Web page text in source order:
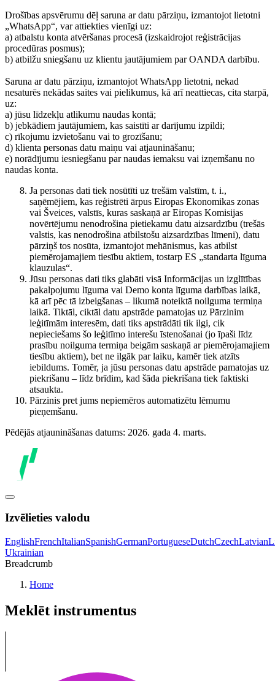
Drošības apsvērumu dēļ saruna ar datu pārziņu, izmantojot lietotni
„WhatsApp“, var attiekties vienīgi uz:
a) atbalstu konta atvēršanas procesā (izskaidrojot reģistrācijas
procedūras posmus);
b) atbilžu sniegšanu uz klientu jautājumiem par OANDA darbību.
Saruna ar datu pārziņu, izmantojot WhatsApp lietotni, nekad
nesaturēs nekādas saites vai pielikumus, kā arī neattiecas, cita starpā,
uz:
a) jūsu līdzekļu atlikumu naudas kontā;
b) jebkādiem jautājumiem, kas saistīti ar darījumu izpildi;
c) rīkojumu izvietošanu vai to grozīšanu;
d) klienta personas datu maiņu vai atjaunināšanu;
e) norādījumu iesniegšanu par naudas iemaksu vai izņemšanu no
naudas konta.
Ja personas dati tiek nosūtīti uz trešām valstīm, t. i.,
saņēmējiem, kas reģistrēti ārpus Eiropas Ekonomikas zonas
vai Šveices, valstīs, kuras saskaņā ar Eiropas Komisijas
novērtējumu nenodrošina pietiekamu datu aizsardzību (trešās
valstis, kas nenodrošina atbilstošu aizsardzības līmeni), datu
pārziņš tos nosūta, izmantojot mehānismus, kas atbilst
piemērojamajiem tiesību aktiem, tostarp ES „standarta līguma
klauzulas“.
Jūsu personas dati tiks glabāti visā Informācijas un izglītības
pakalpojumu līguma vai Demo konta līguma darbības laikā,
kā arī pēc tā izbeigšanas – likumā noteiktā noilguma termiņa
laikā. Tiktāl, ciktāl datu apstrāde pamatojas uz Pārzinim
leģitīmām interesēm, dati tiks apstrādāti tik ilgi, cik
nepieciešams šo leģitīmo interešu īstenošanai (jo īpaši līdz
prasību noilguma termiņa beigām saskaņā ar piemērojamajiem
tiesību aktiem), bet ne ilgāk par laiku, kamēr tiek atzīts
iebildums. Tomēr, ja jūsu personas datu apstrāde pamatojas uz
piekrišanu – līdz brīdim, kad šāda piekrišana tiek faktiski
atsaukta.
Pārzinis pret jums nepiemēros automatizētu lēmumu
pieņemšanu.
Pēdējās atjaunināšanas datums: 2026. gada 4. marts.
Izvēlieties valodu
EnglishFrenchItalianSpanishGermanPortugueseDutchCzechLatvian
Ukrainian
Breadcrumb
Home
Meklēt instrumentus